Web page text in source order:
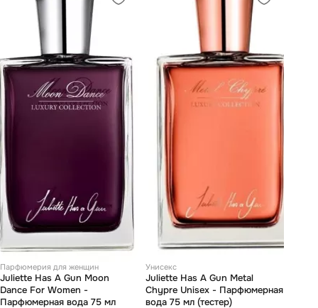
Парфюмерия для женщин
Juliette Has А Gun Moon
Dance For Women -
Парфюмерная вода 75 мл
Унисекс
Juliette Has А Gun Metal
Chypre Unisex - Парфюмерная
вода 75 мл (тестер)